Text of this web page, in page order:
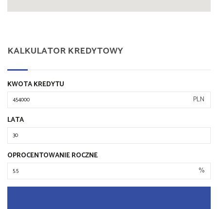
KALKULATOR KREDYTOWY
KWOTA KREDYTU
PLN
LATA
OPROCENTOWANIE ROCZNE
%